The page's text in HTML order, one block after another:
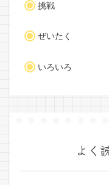
挑戦
ぜいたく
いろいろ
よく